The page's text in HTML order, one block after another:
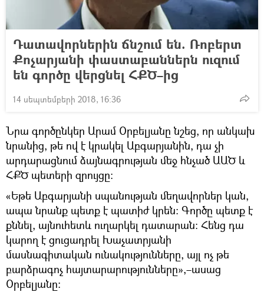
Դատավորներին ճնշում են. Ռոբերտ
Քոչարյանի փաստաբաններն ուզում
են գործը վերցնել ՀՔԾ–ից
14 սեպտեմբերի 2018, 16:36
Նրա գործընկեր Արամ Օրբելյանը նշեց, որ անկախ
նրանից, թե ով է կրակել Աբգարյանին, դա չի
արդարացնում ձայնագրության մեջ հնչած ԱԱԾ և
ՀՔԾ պետերի զրույցը։
«Եթե Աբգարյանի սպանության մեղավորներ կան,
ապա նրանք պետք է պատիժ կրեն։ Գործը պետք է
քննել, այնուհետև ուղարկել դատարան։ Հենց դա
կարող է ցուցադրել Խաչատրյանի
մասնագիտական ունակությունները, այլ ոչ թե
բարձրագոչ հայտարարությունները»,–ասաց
Օրբելյանը։